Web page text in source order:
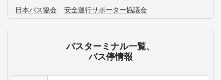
日本バス協会 安全運行サポーター協議会
バスターミナル一覧、
バス停情報